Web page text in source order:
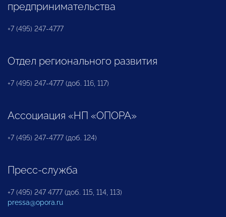
предпринимательства
+7 (495) 247-4777
Отдел регионального развития
+7 (495) 247-4777 (доб. 116, 117)
Ассоциация «НП «ОПОРА»
+7 (495) 247-4777 (доб. 124)
Пресс-служба
+7 (495) 247 4777 (доб. 115, 114, 113)
pressa@opora.ru